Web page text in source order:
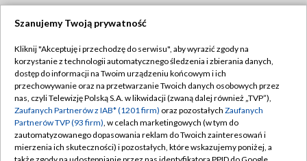
TVP
Abonament TVP
Emisja w TVP
Centrum informacji TVP
Naziemna Telewizja Cyfrowa
Regulamin TVP
Polityka prywatności
Moje zgody
Pomoc
Szanujemy Twoją prywatność
Kliknij "Akceptuję i przechodzę do serwisu", aby wyrazić zgody na
korzystanie z technologii automatycznego śledzenia i zbierania danych,
dostęp do informacji na Twoim urządzeniu końcowym i ich
przechowywanie oraz na przetwarzanie Twoich danych osobowych przez
nas, czyli Telewizję Polską S.A. w likwidacji (zwaną dalej również „TVP”),
Zaufanych Partnerów z IAB* (1201 firm) oraz pozostałych Zaufanych
Partnerów TVP (93 firm), w celach marketingowych (w tym do
zautomatyzowanego dopasowania reklam do Twoich zainteresowań i
mierzenia ich skuteczności) i pozostałych, które wskazujemy poniżej, a